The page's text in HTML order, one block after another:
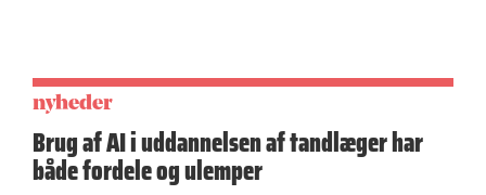
nyheder
Brug af AI i uddannelsen af tandlæger har
både fordele og ulemper